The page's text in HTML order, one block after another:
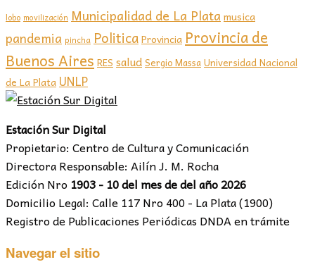
lobo movilización Municipalidad de La Plata musica
pandemia pincha PoliticaProvincia Provincia de
Buenos Aires RES saludSergio MassaUniversidad Nacional
de La Plata UNLP
Estación Sur Digital
Propietario: Centro de Cultura y Comunicación
Directora Responsable: Ailín J. M. Rocha
Edición Nro 1903 - 10 del mes de del año 2026
Domicilio Legal: Calle 117 Nro 400 - La Plata (1900)
Registro de Publicaciones Periódicas DNDA en trámite
Navegar el sitio